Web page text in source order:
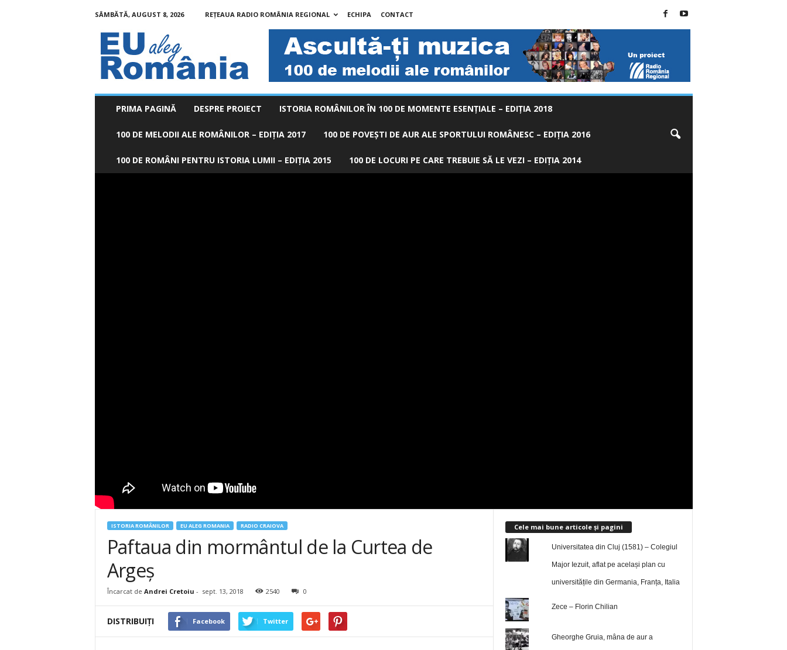
SÂMBĂTĂ, AUGUST 8, 2026 REȚEAUA RADIO ROMÂNIA REGIONAL ECHIPA
CONTACT
aleg
România
PRIMA PAGINĂ DESPRE PROIECT ISTORIA ROMÂNILOR ÎN 100 DE MOMENTE ESENŢIALE – EDIŢIA 2018
100 DE MELODII ALE ROMÂNILOR – EDIȚIA 2017 100 DE POVEŞTI DE AUR ALE SPORTULUI ROMÂNESC – EDIȚIA 2016
100 DE ROMÂNI PENTRU ISTORIA LUMII – EDIȚIA 2015 100 DE LOCURI PE CARE TREBUIE SĂ LE VEZI – EDIȚIA 2014
ISTORIA ROMÂNILOR EU ALEG ROMANIA RADIO CRAIOVA
Paftaua din mormântul de la Curtea de
Argeş
Încarcat de Andrei Cretoiu - sept. 13, 2018 2540 0
DISTRIBUIȚI Facebook Twitter
Cele mai bune articole și pagini
Universitatea din Cluj (1581) – Colegiul
Major Iezuit, aflat pe același plan cu
universitățile din Germania, Franța, Italia
Zece – Florin Chilian
Gheorghe Gruia, mâna de aur a